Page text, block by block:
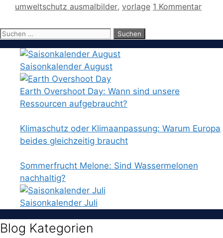
umweltschutz ausmalbilder, vorlage 1 Kommentar
Suchen
Saisonkalender August
Earth Overshoot Day: Wann sind unsere
Ressourcen aufgebraucht?
Klimaschutz oder Klimaanpassung: Warum Europa
beides gleichzeitig braucht
Sommerfrucht Melone: Sind Wassermelonen
nachhaltig?
Saisonkalender Juli
Blog Kategorien